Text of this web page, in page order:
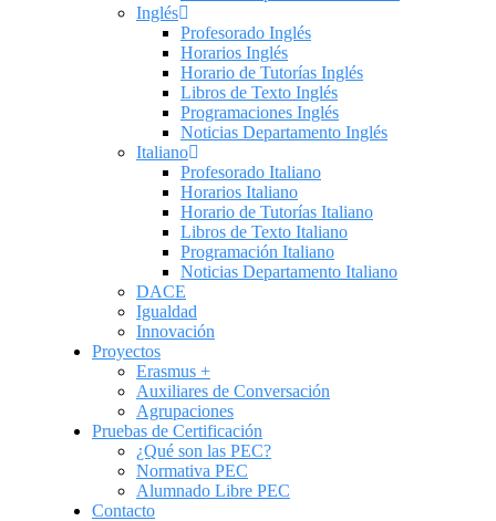
Inglés
Profesorado Inglés
Horarios Inglés
Horario de Tutorías Inglés
Libros de Texto Inglés
Programaciones Inglés
Noticias Departamento Inglés
Italiano
Profesorado Italiano
Horarios Italiano
Horario de Tutorías Italiano
Libros de Texto Italiano
Programación Italiano
Noticias Departamento Italiano
DACE
Igualdad
Innovación
Proyectos
Erasmus +
Auxiliares de Conversación
Agrupaciones
Pruebas de Certificación
¿Qué son las PEC?
Normativa PEC
Alumnado Libre PEC
Contacto